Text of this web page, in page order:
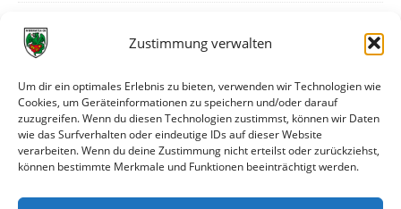
Zustimmung verwalten
Um dir ein optimales Erlebnis zu bieten, verwenden wir Technologien wie
Cookies, um Geräteinformationen zu speichern und/oder darauf
zuzugreifen. Wenn du diesen Technologien zustimmst, können wir Daten
wie das Surfverhalten oder eindeutige IDs auf dieser Website
verarbeiten. Wenn du deine Zustimmung nicht erteilst oder zurückziehst,
können bestimmte Merkmale und Funktionen beeinträchtigt werden.
31. Juli 2026
30. Juli 2026
Deine Spielminute: 89+1
28. Juli 2026
Neuer Rückensponsor